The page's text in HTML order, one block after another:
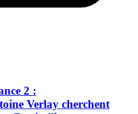
2 :
Verlay cherchent